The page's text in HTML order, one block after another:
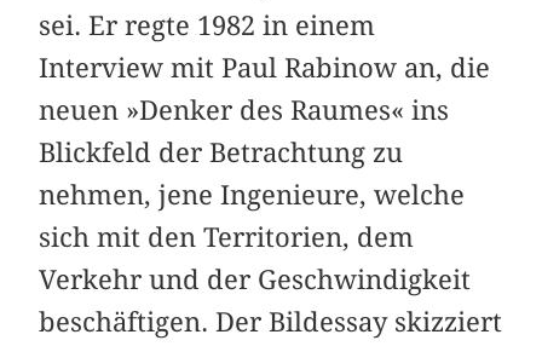
sei. Er regte 1982 in einem
Interview mit Paul Rabinow an, die
neuen »Denker des Raumes« ins
Blickfeld der Betrachtung zu
nehmen, jene Ingenieure, welche
sich mit den Territorien, dem
Verkehr und der Geschwindigkeit
beschäftigen. Der Bildessay skizziert